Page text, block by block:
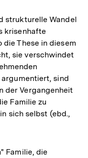
strukturelle Wandel
krisenhafte
These in diesem
sie verschwindet
sind
der Vergangenheit
Familie zu
sich selbst (ebd.,
Familie, die